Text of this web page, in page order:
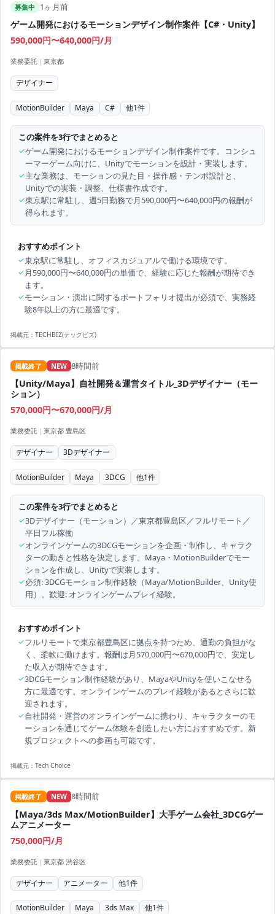
募集中 1ヶ月前
ゲーム開発におけるモーションデザイン制作案件【C#・Unity】
590,000円〜640,000円/月
業務委託 | 東京都
デザイナー
MotionBuilder Maya C# 他1件
この案件を3行でまとめると
✓ゲーム開発におけるモーションデザイン制作案件です。コンシュ
ーマーゲーム向けに、Unityでモーションを設計・実装します。
✓主な業務は、モーションの見た目・操作感・テンポ設計と、
Unityでの実装・調整、仕様書作成です。
✓東京駅に常駐し、週5日勤務で月590,000円〜640,000円の報酬が
得られます。
おすすめポイント
✓東京駅に常駐し、オフィスカジュアルで働ける環境です。
✓月590,000円〜640,000円の単価で、経験に応じた報酬が期待でき
ます。
✓モーション・演出に関するポートフォリオ提出が必須で、実務経
験8年以上の方に最適です。
掲載元： TECHBIZ(テックビズ)
掲載終了 NEW 8時間前
【Unity/Maya】自社開発＆運営タイトル_3Dデザイナー（モー
ション）
570,000円〜670,000円/月
業務委託 | 東京都 豊島区
デザイナー 3Dデザイナー
MotionBuilder Maya 3DCG 他1件
この案件を3行でまとめると
✓3Dデザイナー（モーション）／東京都豊島区／フルリモート／
平日フル稼働
✓オンラインゲームの3DCGモーションを企画・制作し、キャラク
ターの動きと性格を決定します。Maya・MotionBuilderでモー
ションを作成し、Unityで実装します。
✓必須: 3DCGモーション制作経験（Maya/MotionBuilder、Unity使
用）。歓迎: オンラインゲームプレイ経験。
おすすめポイント
✓フルリモートで東京都豊島区に拠点を持つため、通勤の負担がな
く、柔軟に働けます。報酬は月570,000円〜670,000円で、安定し
た収入が期待できます。
✓3DCGモーション制作経験があり、MayaやUnityを使いこなせる
方に最適です。オンラインゲームのプレイ経験があるとさらに歓
迎されます。
✓自社開発・運営のオンラインゲームに携わり、キャラクターのモ
ーションを通じてゲーム体験を創造したい方におすすめです。新
規プロジェクトへの参画も可能です。
掲載元： Tech Choice
掲載終了 NEW 8時間前
【Maya/3ds Max/MotionBuilder】大手ゲーム会社_3DCGゲー
ムアニメーター
750,000円/月
業務委託 | 東京都 渋谷区
デザイナー アニメーター 他1件
MotionBuilder Maya 3ds Max 他1件